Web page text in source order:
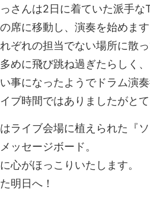
さんは2日に着ていた派手な
席に移動し、演奏を始めます
ぞれの担当でない場所に散っ
めに飛び跳ね過ぎたらしく、
事になったようでドラム演
ブ時間ではありましたがとて
ライブ会場に植えられた『
ッセージボード。
心がほっこりいたします。
明日へ！